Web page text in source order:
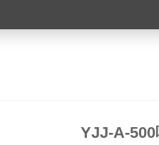
YJJ-A-500